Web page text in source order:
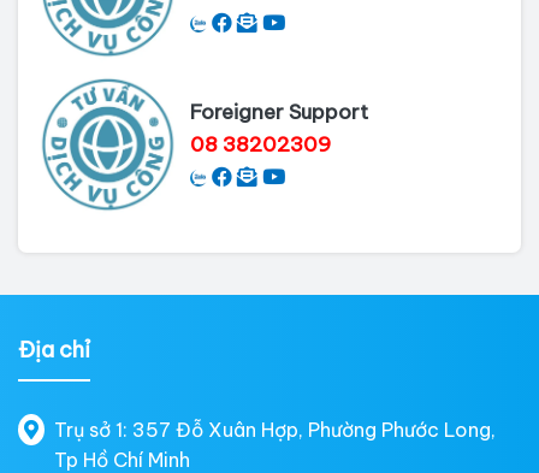
Foreigner Support
08 38202309
Địa chỉ
Trụ sở 1: 357 Đỗ Xuân Hợp, Phường Phước Long,
Tp Hồ Chí Minh